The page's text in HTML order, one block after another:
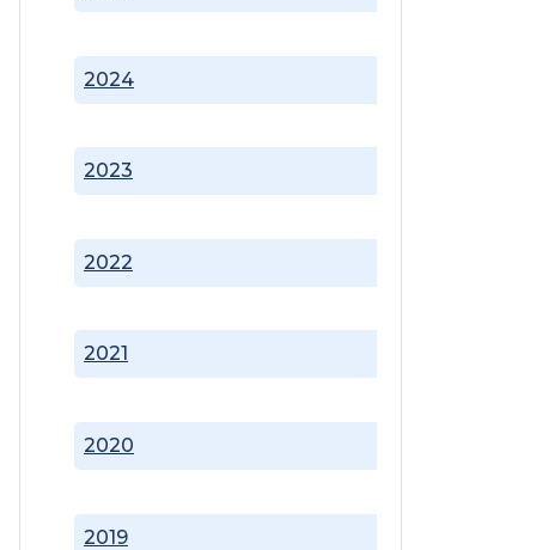
2019
2020
2021
2022
2023
2024